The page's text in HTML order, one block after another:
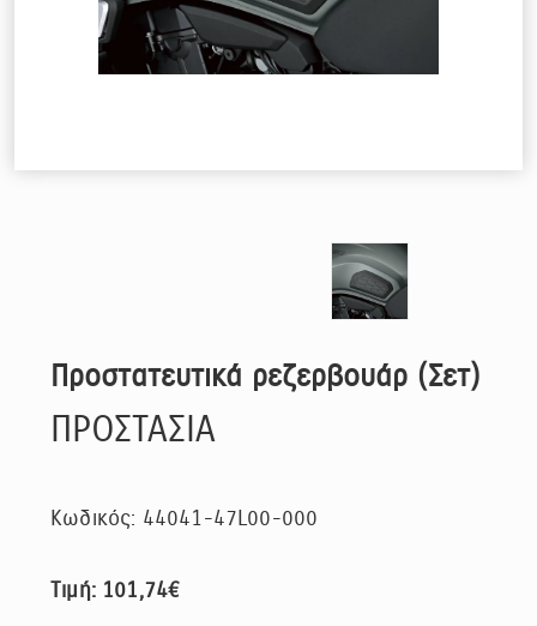
Προστατευτικά ρεζερβουάρ (Σετ)
ΠΡΟΣΤΑΣΙΑ
Κωδικός: 44041-47L00-000
Τιμή: 101,74€